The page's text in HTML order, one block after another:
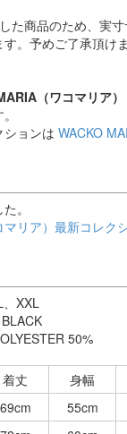
た商品のため、実
。予めご了承頂け
（ワコマリア）
ションは WACKO
。
リア）最新コレク
XXL
50%
着丈 身幅
69cm 55cm